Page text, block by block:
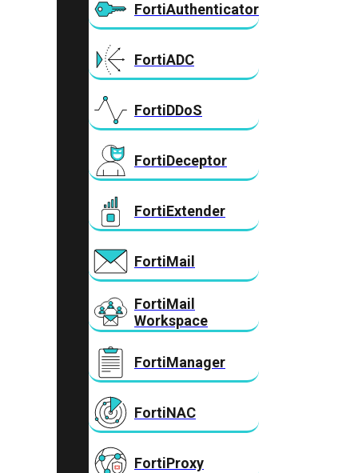
FortiAuthenticator
FortiADC
FortiDDoS
FortiDeceptor
FortiExtender
FortiMail
FortiMail
Workspace
FortiManager
FortiNAC
FortiProxy